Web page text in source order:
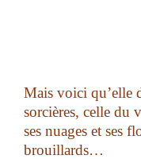
Mais voici qu’elle
sorcières, celle du
ses nuages et ses
brouillards…